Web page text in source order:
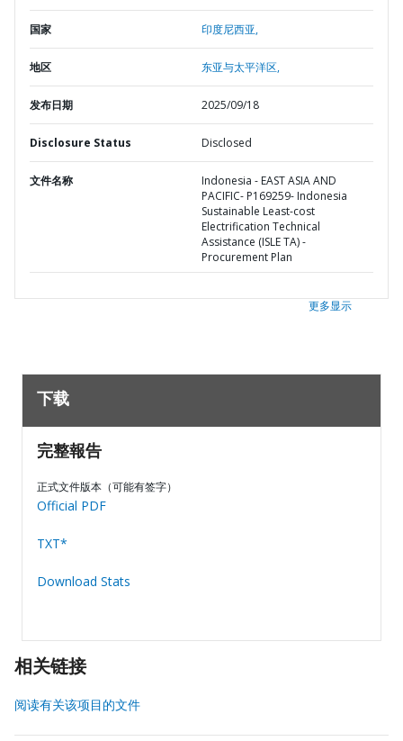
国家 印度尼西亚,
地区 东亚与太平洋区,
发布日期 2025/09/18
Disclosure Status Disclosed
文件名称
Indonesia - EAST ASIA AND
PACIFIC- P169259- Indonesia
Sustainable Least-cost
Electrification Technical
Assistance (ISLE TA) -
Procurement Plan
更多显示
下载
完整報告
正式文件版本（可能有签字）
Official PDF
TXT*
Download Stats
相关链接
阅读有关该项目的文件